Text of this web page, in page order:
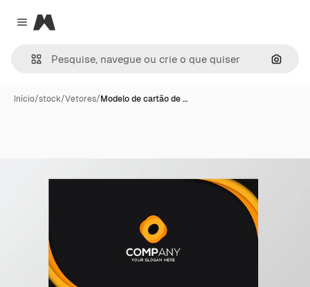
Close menu
Magnific
Início/stock/Vetores/Modelo de cartão de …